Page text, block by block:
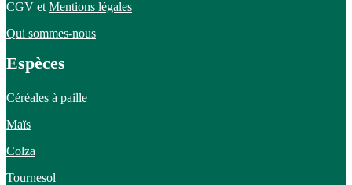
CGV et Mentions légales
Qui sommes-nous
Espèces
Céréales à paille
Maïs
Colza
Tournesol